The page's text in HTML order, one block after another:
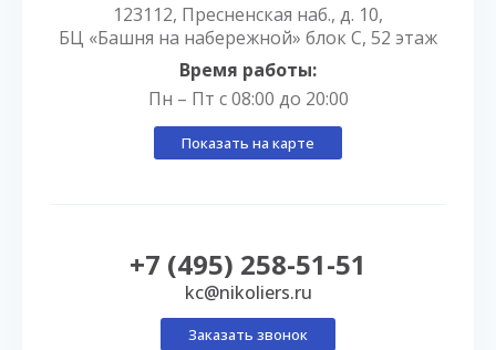
123112, Пресненская наб., д. 10,
БЦ «Башня на набережной» блок С, 52 этаж
Время работы:
Пн – Пт с 08:00 до 20:00
Показать на карте
+7 (495) 258-51-51
kc@nikoliers.ru
Заказать звонок